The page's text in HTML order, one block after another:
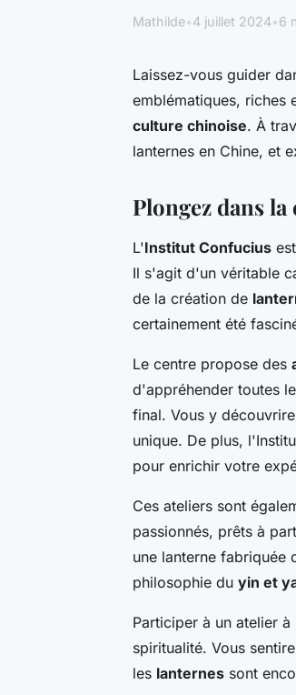
Mathilde•4 juillet 2024•6
Laissez-vous guider
emblématiques, riches
culture chinoise. À
lanternes en Chine, et
Plongez dans
L'Institut Confucius
Il s'agit d'un véritable
de la création de
certainement été
Le centre propose des
d'appréhender toutes
final. Vous y
unique. De plus,
pour enrichir votre
Ces ateliers sont
passionnés, prêts à
une lanterne fabriquée
philosophie du yin et
Participer à un atelier
spiritualité. Vous
les lanternes sont